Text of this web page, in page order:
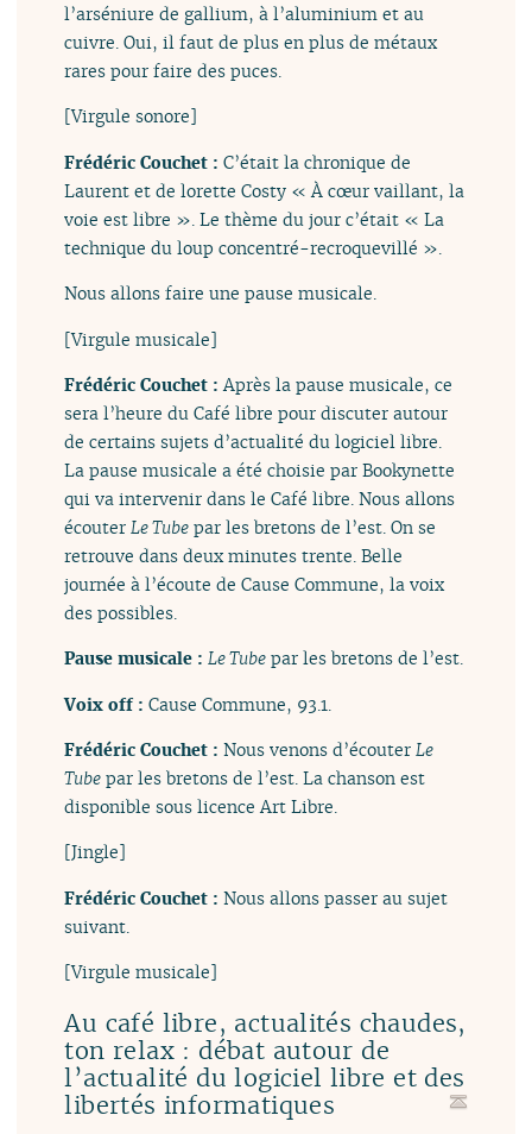
l’arséniure de gallium, à l’aluminium et au
cuivre. Oui, il faut de plus en plus de métaux
rares pour faire des puces.
[Virgule sonore]
Frédéric Couchet :C’était la chronique de
Laurent et de lorette Costy « À cœur vaillant, la
voie est libre ». Le thème du jour c’était « La
technique du loup concentré-recroquevillé ».
Nous allons faire une pause musicale.
[Virgule musicale]
Frédéric Couchet :Après la pause musicale, ce
sera l’heure du Café libre pour discuter autour
de certains sujets d’actualité du logiciel libre.
La pause musicale a été choisie par Bookynette
qui va intervenir dans le Café libre. Nous allons
écouterLe Tube par les bretons de l’est. On se
retrouve dans deux minutes trente. Belle
journée à l’écoute de Cause Commune, la voix
des possibles.
Pause musicale :Le Tube par les bretons de l’est.
Voix off :Cause Commune, 93.1.
Frédéric Couchet :Nous venons d’écouterLe
Tube par les bretons de l’est. La chanson est
disponible sous licence Art Libre.
[Jingle]
Frédéric Couchet :Nous allons passer au sujet
suivant.
[Virgule musicale]
Au café libre, actualités chaudes,
ton relax : débat autour de
l’actualité du logiciel libre et des
libertés informatiques